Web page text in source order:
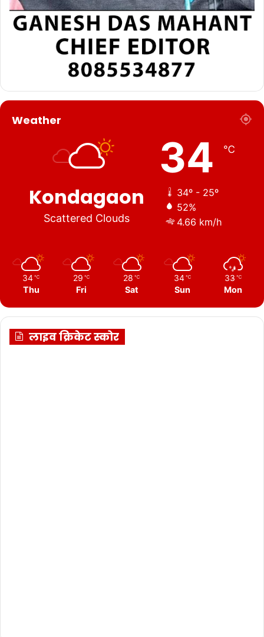
Weather
Kondagaon
Scattered Clouds
34 ℃
34º - 25º
52%
4.66 km/h
34 ℃
Thu
29 ℃
Fri
28 ℃
Sat
34 ℃
Sun
33 ℃
Mon
लाइव क्रिकेट स्कोर